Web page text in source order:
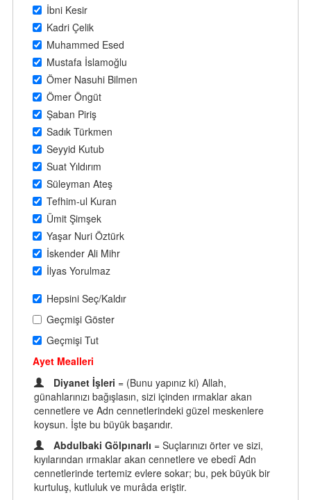
İbni Kesir
Kadri Çelik
Muhammed Esed
Mustafa İslamoğlu
Ömer Nasuhi Bilmen
Ömer Öngüt
Şaban Piriş
Sadık Türkmen
Seyyid Kutub
Suat Yıldırım
Süleyman Ateş
Tefhim-ul Kuran
Ümit Şimşek
Yaşar Nuri Öztürk
İskender Ali Mihr
İlyas Yorulmaz
Hepsini Seç/Kaldır
Geçmişi Göster
Geçmişi Tut
Ayet Mealleri
Diyanet İşleri = (Bunu yapınız ki) Allah,
günahlarınızı bağışlasın, sizi içinden ırmaklar akan
cennetlere ve Adn cennetlerindeki güzel meskenlere
koysun. İşte bu büyük başarıdır.
Abdulbaki Gölpınarlı = Suçlarınızı örter ve sizi,
kıyılarından ırmaklar akan cennetlere ve ebedî Adn
cennetlerinde tertemiz evlere sokar; bu, pek büyük bir
kurtuluş, kutluluk ve murâda eriştir.